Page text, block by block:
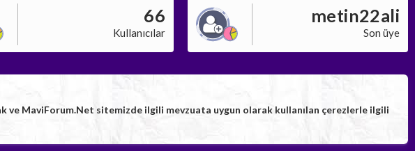
66
Kullanıcılar
metin22ali
Son üye
ve MaviForum.Net sitemizde ilgili mevzuata uygun olarak kullanılan çerezlerle ilgili